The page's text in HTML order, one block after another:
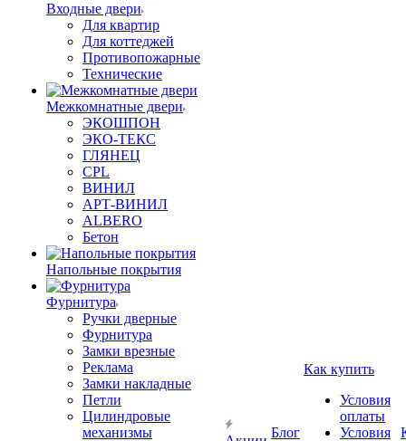
Входные двери
Для квартир
Для коттеджей
Противопожарные
Технические
Межкомнатные двери
ЭКОШПОН
ЭКО-ТЕКС
ГЛЯНЕЦ
CPL
ВИНИЛ
АРТ-ВИНИЛ
ALBERO
Бетон
Напольные покрытия
Фурнитура
Ручки дверные
Фурнитура
Замки врезные
Реклама
Замки накладные
Петли
Цилиндровые
механизмы
Блог
Как купить
Условия
оплаты
Условия